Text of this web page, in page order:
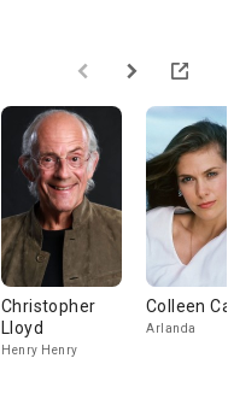
Christopher
Lloyd
Henry Henry
Colleen
Arlanda